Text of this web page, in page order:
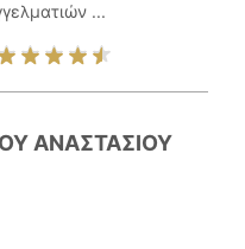
...
ΑΝΑΣΤΑΣΙΟΥ